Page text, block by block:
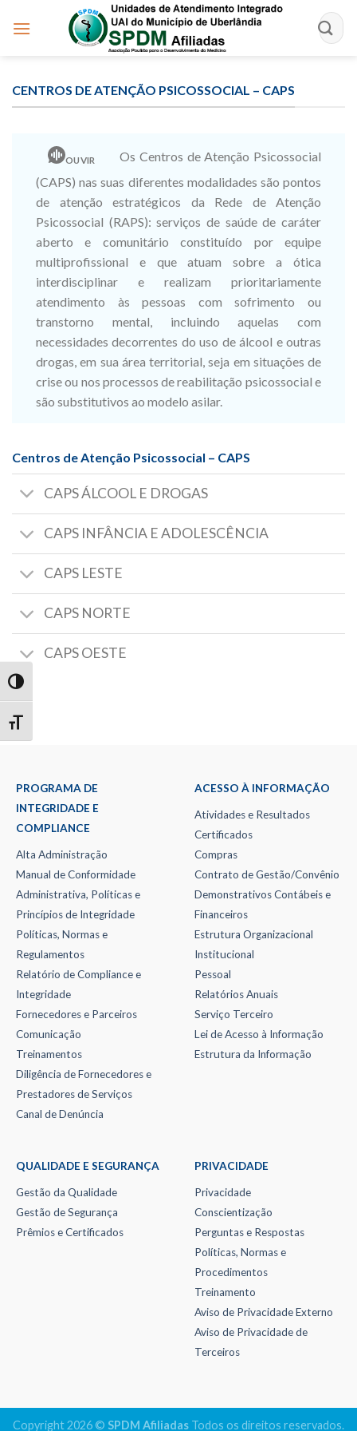
TOGGLE HIGH CONTRAST
TOGGLE FONT SIZE
CENTROS DE ATENÇÃO PSICOSSOCIAL – CAPS
OUVIR
Os Centros de Atenção Psicossocial
(CAPS) nas suas diferentes modalidades são pontos
de atenção estratégicos da Rede de Atenção
Psicossocial (RAPS): serviços de saúde de caráter
aberto e comunitário constituído por equipe
multiprofissional e que atuam sobre a ótica
interdisciplinar e realizam prioritariamente
atendimento às pessoas com sofrimento ou
transtorno mental, incluindo aquelas com
necessidades decorrentes do uso de álcool e outras
drogas, em sua área territorial, seja em situações de
crise ou nos processos de reabilitação psicossocial e
são substitutivos ao modelo asilar.
Centros de Atenção Psicossocial – CAPS
CAPS ÁLCOOL E DROGAS
CAPS INFÂNCIA E ADOLESCÊNCIA
CAPS LESTE
CAPS NORTE
CAPS OESTE
PROGRAMA DE
INTEGRIDADE E
COMPLIANCE
Alta Administração
Manual de Conformidade
Administrativa, Políticas e
Princípios de Integridade
Políticas, Normas e
Regulamentos
Relatório de Compliance e
Integridade
Fornecedores e Parceiros
Comunicação
Treinamentos
Diligência de Fornecedores e
Prestadores de Serviços
Canal de Denúncia
ACESSO À INFORMAÇÃO
Atividades e Resultados
Certificados
Compras
Contrato de Gestão/Convênio
Demonstrativos Contábeis e
Financeiros
Estrutura Organizacional
Institucional
Pessoal
Relatórios Anuais
Serviço Terceiro
Lei de Acesso à Informação
Estrutura da Informação
QUALIDADE E SEGURANÇA
Gestão da Qualidade
Gestão de Segurança
Prêmios e Certificados
PRIVACIDADE
Privacidade
Conscientização
Perguntas e Respostas
Políticas, Normas e
Procedimentos
Treinamento
Aviso de Privacidade Externo
Aviso de Privacidade de
Terceiros
Copyright 2026 © SPDM Afiliadas Todos os direitos reservados.